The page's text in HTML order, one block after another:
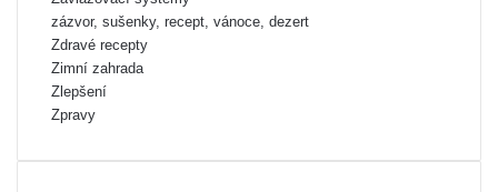
zázvor, sušenky, recept, vánoce, dezert
Zdravé recepty
Zimní zahrada
Zlepšení
Zpravy